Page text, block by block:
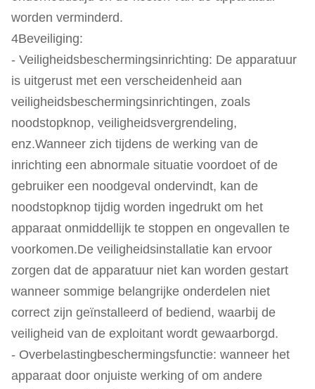
worden verminderd.
4Beveiliging:
- Veiligheidsbeschermingsinrichting: De apparatuur
is uitgerust met een verscheidenheid aan
veiligheidsbeschermingsinrichtingen, zoals
noodstopknop, veiligheidsvergrendeling,
enz.Wanneer zich tijdens de werking van de
inrichting een abnormale situatie voordoet of de
gebruiker een noodgeval ondervindt, kan de
noodstopknop tijdig worden ingedrukt om het
apparaat onmiddellijk te stoppen en ongevallen te
voorkomen.De veiligheidsinstallatie kan ervoor
zorgen dat de apparatuur niet kan worden gestart
wanneer sommige belangrijke onderdelen niet
correct zijn geïnstalleerd of bediend, waarbij de
veiligheid van de exploitant wordt gewaarborgd.
- Overbelastingbeschermingsfunctie: wanneer het
apparaat door onjuiste werking of om andere